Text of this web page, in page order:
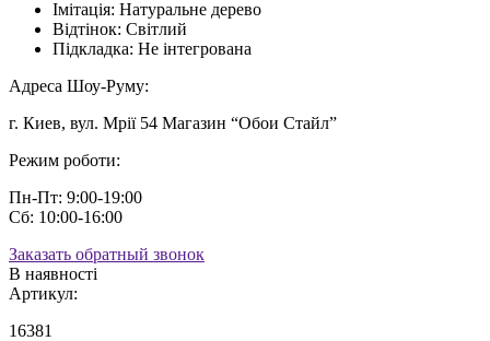
Імітація: Натуральне дерево
Відтінок: Світлий
Підкладка: Не інтегрована
Адреса Шоу-Руму:
г. Киев, вул. Мрії 54 Магазин “Обои Стайл”
Режим роботи:
Пн-Пт: 9:00-19:00
Сб: 10:00-16:00
Заказать обратный звонок
В наявності
Артикул:
16381